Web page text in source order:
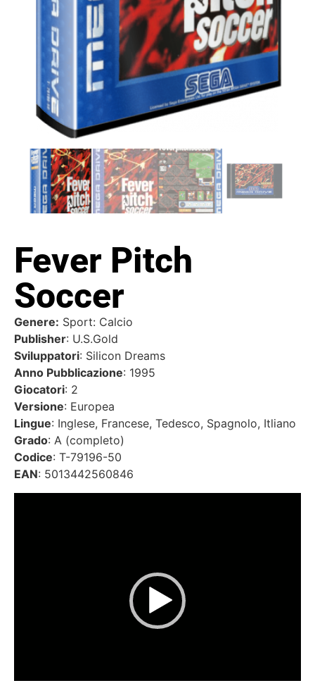
Fever Pitch
Soccer
Genere: Sport: Calcio
Publisher: U.S.Gold
Sviluppatori: Silicon Dreams
Anno Pubblicazione: 1995
Giocatori: 2
Versione: Europea
Lingue: Inglese, Francese, Tedesco, Spagnolo, Itliano
Grado: A (completo)
Codice: T-79196-50
EAN: 5013442560846